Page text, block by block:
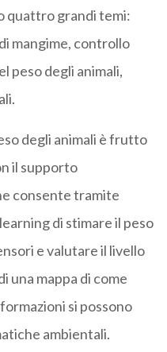
quattro grandi temi:
mangime, controllo
peso degli animali,
degli animali è frutto
il supporto
consente tramite
di stimare il peso
e valutare il livello
una mappa di come
si possono
ambientali.